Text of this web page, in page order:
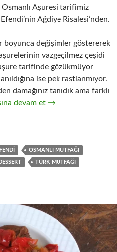
Aşuresi tarifimiz
Ağdiye Risalesi’nden.
boyunca değişimler göstererek
vazgeçilmez çeşidi
tarifinde gözükmüyor
ise pek rastlanmıyor.
damağınız tanıdık ama farklı
– OSMANLI AŞURESİ
devam et →
OSMANLI MUTFAĞI
TÜRK MUTFAĞI